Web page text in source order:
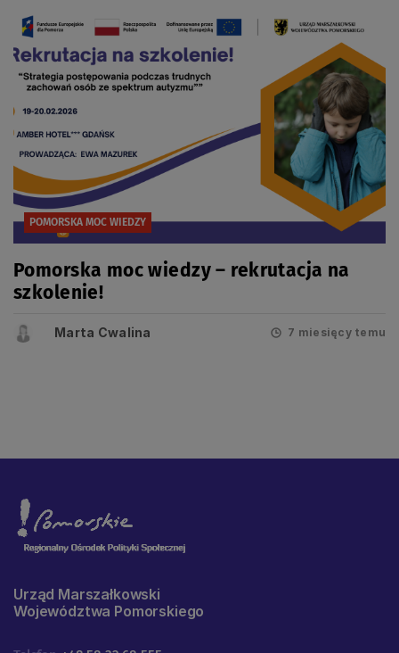
POMORSKA MOC WIEDZY
Pomorska moc wiedzy – rekrutacja na
szkolenie!
Marta Cwalina 7 miesięcy temu
Urząd Marszałkowski
Województwa Pomorskiego